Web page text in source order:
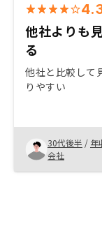
他社よりも
る
他社と比較して
りやすい
30代後半 / 年
会社